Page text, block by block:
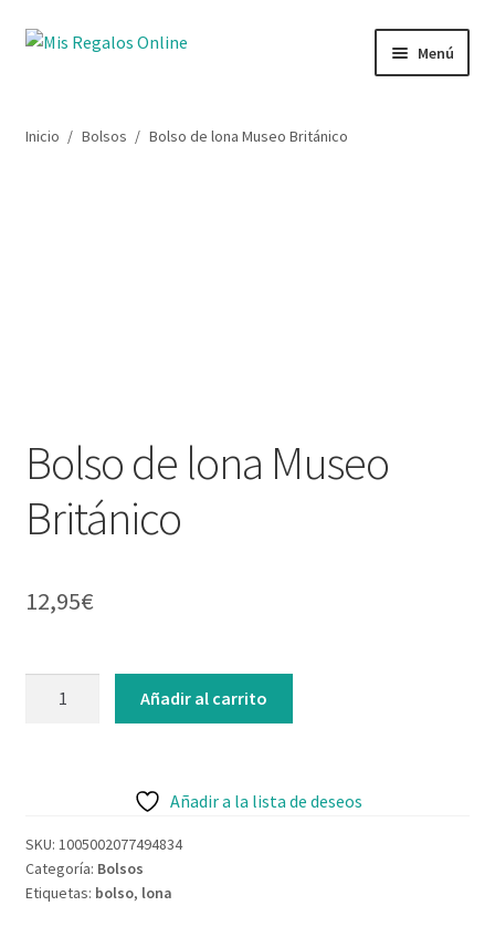
Ir
Ir
Menú
Mi cuenta
Contacto
Inicio / Bolsos / Bolso de lona Museo Británico
Bolso de lona Museo
Británico
12,95€
Añadir al carrito
Añadir a la lista de deseos
SKU: 1005002077494834
Categoría: Bolsos
Etiquetas: bolso, lona